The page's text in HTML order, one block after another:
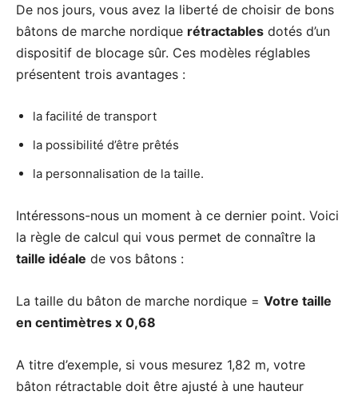
De nos jours, vous avez la liberté de choisir de bons
bâtons de marche nordique rétractables dotés d’un
dispositif de blocage sûr. Ces modèles réglables
présentent trois avantages :
la facilité de transport
la possibilité d’être prêtés
la personnalisation de la taille.
Intéressons-nous un moment à ce dernier point. Voici
la règle de calcul qui vous permet de connaître la
taille idéale de vos bâtons :
La taille du bâton de marche nordique = Votre taille
en centimètres x 0,68
A titre d’exemple, si vous mesurez 1,82 m, votre
bâton rétractable doit être ajusté à une hauteur